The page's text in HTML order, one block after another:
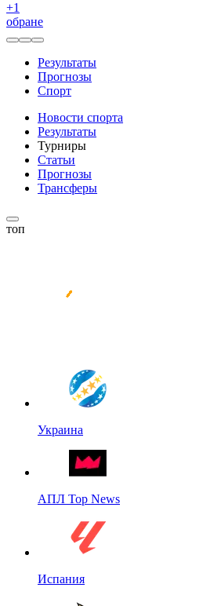
+1
обране
Результаты
Прогнозы
Спорт
Новости спорта
Результаты
Турниры
Статьи
Прогнозы
Трансферы
топ
Украина
АПЛ Top News
Испания